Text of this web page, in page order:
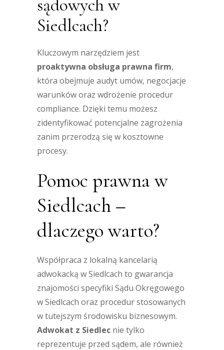
sądowych w
Siedlcach?
Kluczowym narzędziem jest
proaktywna obsługa prawna firm,
która obejmuje audyt umów, negocjacje
warunków oraz wdrożenie procedur
compliance. Dzięki temu możesz
zidentyfikować potencjalne zagrożenia
zanim przerodzą się w kosztowne
procesy.
Pomoc prawna w
Siedlcach –
dlaczego warto?
Współpraca z lokalną kancelarią
adwokacką w Siedlcach to gwarancja
znajomości specyfiki Sądu Okręgowego
w Siedlcach oraz procedur stosowanych
w tutejszym środowisku biznesowym.
Adwokat z Siedlec nie tylko
reprezentuje przed sądem, ale również